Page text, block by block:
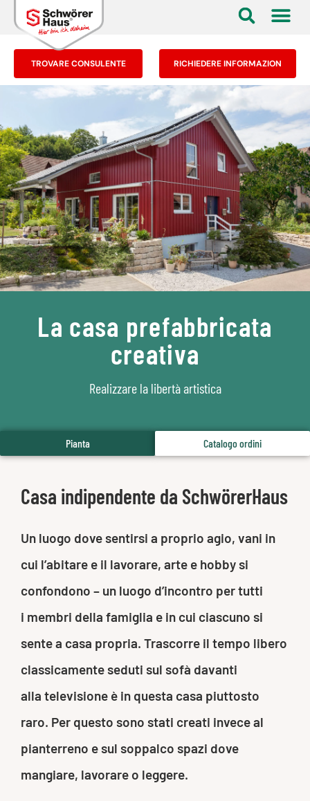
TROVARE CONSULENTE RICHIEDERE INFORMAZION
La casa prefabbricata
creativa
Realizzare la libertà artistica
Pianta Catalogo ordini
Casa indipendente da SchwörerHaus
Un luogo dove sentirsi a proprio agio, vani in
cui l’abitare e il lavorare, arte e hobby si
confondono – un luogo d’incontro per tutti
i membri della famiglia e in cui ciascuno si
sente a casa propria. Trascorre il tempo libero
classicamente seduti sul sofà davanti
alla televisione è in questa casa piuttosto
raro. Per questo sono stati creati invece al
pianterreno e sul soppalco spazi dove
mangiare, lavorare o leggere.